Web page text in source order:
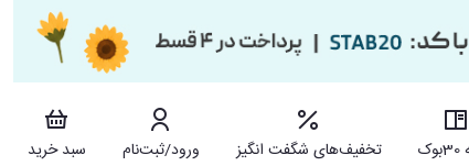
تخفیف‌های شگفت انگیز ورود/ثبت‌نام
سبد خرید